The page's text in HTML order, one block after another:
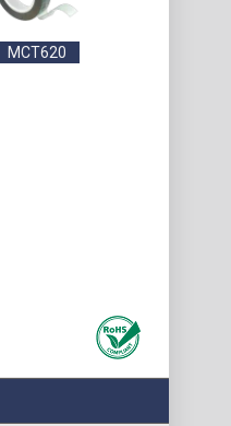
MCT620